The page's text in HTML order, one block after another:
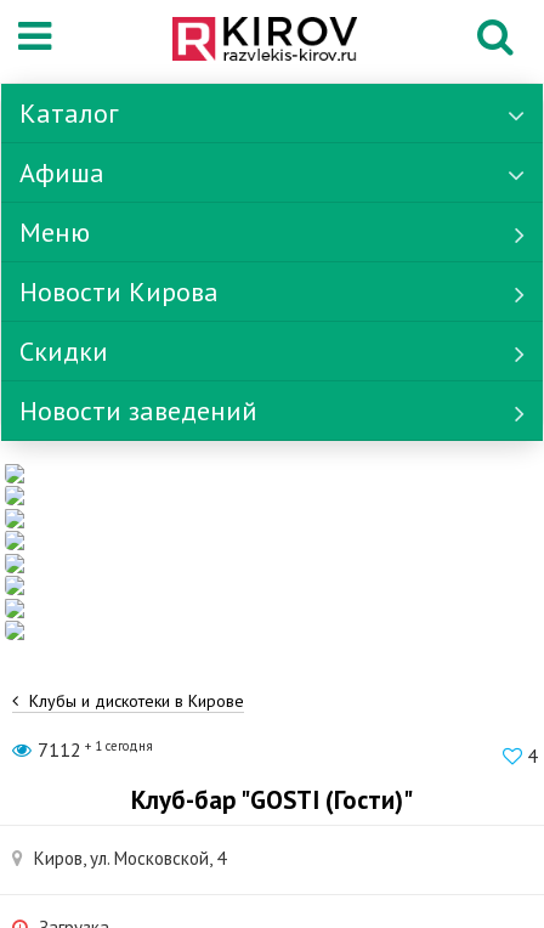
Каталог
Афиша
Меню
Новости Кирова
Скидки
Новости заведений
Клубы и дискотеки в Кирове
7112 + 1 сегодня 4
Клуб-бар "GOSTI (Гости)"
Киров, ул. Московской, 4